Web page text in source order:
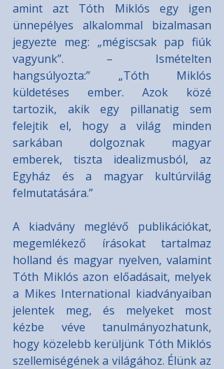
amint azt Tóth Miklós egy igen
ünnepélyes alkalommal bizalmasan
jegyezte meg: „mégiscsak pap fiúk
vagyunk”. – Ismételten
hangsúlyozta:” „Tóth Miklós
küldetéses ember. Azok közé
tartozik, akik egy pillanatig sem
felejtik el, hogy a világ minden
sarkában dolgoznak magyar
emberek, tiszta idealizmusból, az
Egyház és a magyar kultúrvilág
felmutatására.”
A kiadvány meglévő publikációkat,
megemlékező írásokat tartalmaz
holland és magyar nyelven, valamint
Tóth Miklós azon előadásait, melyek
a Mikes International kiadványaiban
jelentek meg, és melyeket most
kézbe véve tanulmányozhatunk,
hogy közelebb kerüljünk Tóth Miklós
szellemiségének a világához. Élünk az